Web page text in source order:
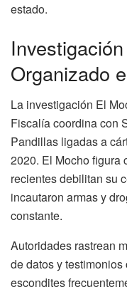
estado.
Organizado
La investigación El
Fiscalía coordina con
Pandillas ligadas a
2020. El Mocho figura
recientes debilitan su
incautaron armas y
constante.
Autoridades rastrean
de datos y
escondites